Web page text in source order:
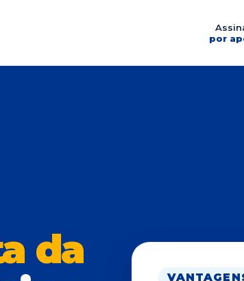
por
da